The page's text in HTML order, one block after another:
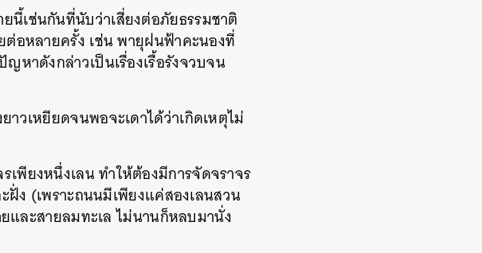
เช่นกันที่นับว่าเสี่ยงต่อภัยธรรมชาติ
อหลายครั้ง เช่น พายุฝนฟ้าคะนองที่
าดังกล่าวเป็นเรื่องเรื้อรังจวบจน
วเหยียดจนพอจะเดาได้ว่าเกิดเหตุไม่
พียงหนึ่งเลน ทำให้ต้องมีการจัดจราจร
ง (เพราะถนนมีเพียงแค่สองเลนสวน
ละสายลมทะเล ไม่นานก็หลบมานั่ง